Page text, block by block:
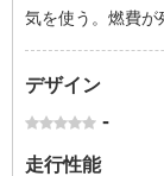
気を使う。燃費が
デザイン
-
走行性能